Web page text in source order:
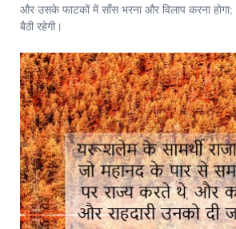
और उसके फाटकों में साँस भरना और विलाप करना
बैठी रहेगी।